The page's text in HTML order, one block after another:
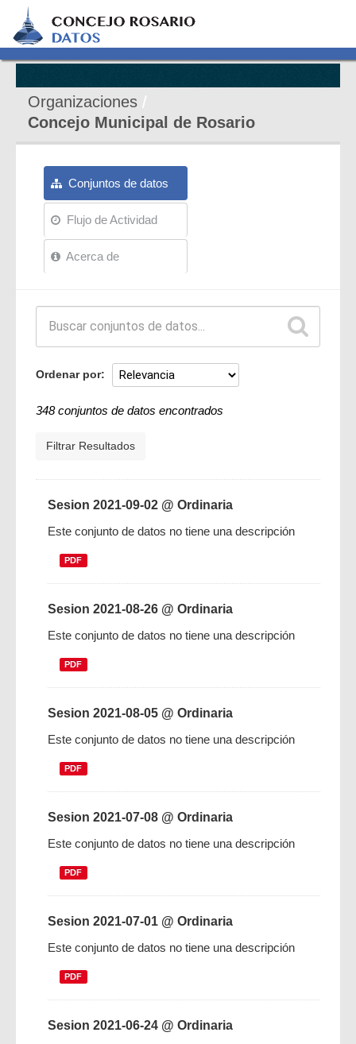
Organizaciones
Concejo Municipal de Rosario
Conjuntos de datos
Flujo de Actividad
Acerca de
Ordenar por
348 conjuntos de datos encontrados
Filtrar Resultados
Sesion 2021-09-02 @ Ordinaria
Este conjunto de datos no tiene una descripción
PDF
Sesion 2021-08-26 @ Ordinaria
Este conjunto de datos no tiene una descripción
PDF
Sesion 2021-08-05 @ Ordinaria
Este conjunto de datos no tiene una descripción
PDF
Sesion 2021-07-08 @ Ordinaria
Este conjunto de datos no tiene una descripción
PDF
Sesion 2021-07-01 @ Ordinaria
Este conjunto de datos no tiene una descripción
PDF
Sesion 2021-06-24 @ Ordinaria